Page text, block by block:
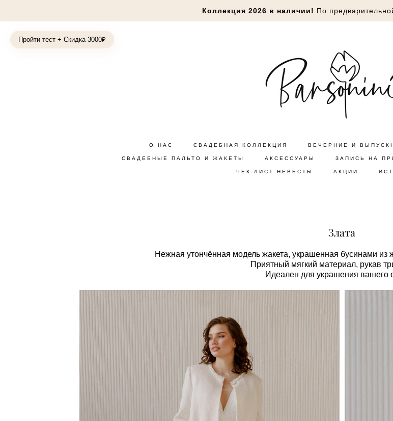
Пройти тест + Скидка 3000₽
Коллекция 2026 в наличии! По
О НАС СВАДЕБНАЯ КОЛЛЕКЦИЯ ВЕЧЕРНИЕ И
СВАДЕБНЫЕ ПАЛЬТО И ЖАКЕТЫ АКСЕССУАРЫ ЗАПИСЬ НА
ЧЕК-ЛИСТ НЕВЕСТЫ АКЦИИ
Злата
Нежная утончённая модель жакета, украшенная бусинами из
Приятный мягкий материал, рукав
Идеален для украшения вашего